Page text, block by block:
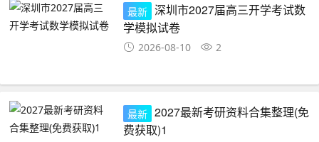
最新 深圳市2027届高三开学考试数
学模拟试卷
2026-08-10 2
最新 2027最新考研资料合集整理(免
费获取)1